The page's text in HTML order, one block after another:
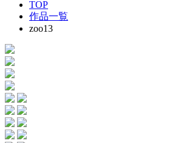
TOP
作品一覧
zoo13